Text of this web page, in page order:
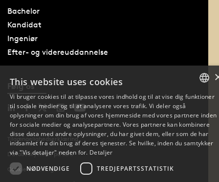
Bachelor
Kandidat
Ingeniør
Efter- og videreuddannelse
Følg os
Tilgængelighedserklæring
Databeskyttelse på SDU
Cookie indstillinger
DANISH
This website uses cookies
Vi bruger cookies til at tilpasse vores indhold og til at vise dig funktioner
til sociale medier og til at analysere vores trafik. Vi deler også
oplysninger om din brug af vores hjemmeside med vores partnere inden
for sociale medier og analysepartnere. Vores partnere kan kombinere
disse data med andre oplysninger, du har givet dem, eller som de har
indsamlet fra din brug af deres tjenester. Se hvilke, inden du samtykker
via "Vis detaljer" neden for. Detaljer
NØDVENDIGE
TREDJEPARTSSTATISTIK